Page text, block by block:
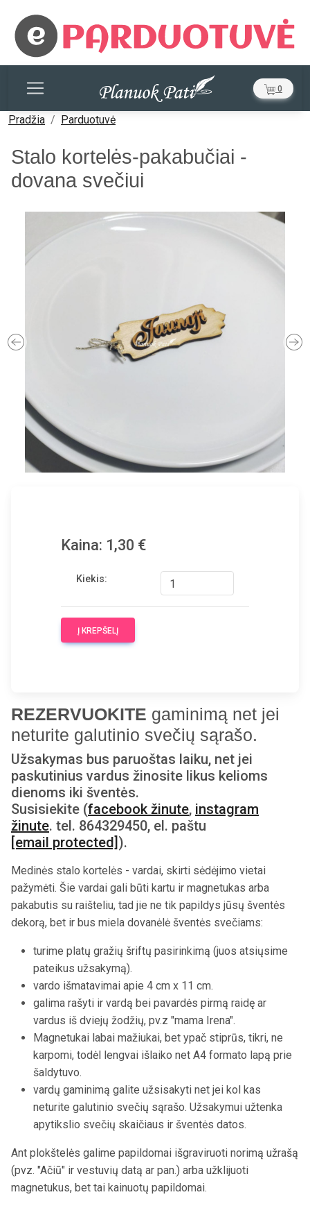
0
Pradžia Parduotuvė
Stalo kortelės-pakabučiai -
dovana svečiui
Previous
Kaina: 1,30 €
Kiekis:
Į KREPŠELĮ
REZERVUOKITE gaminimą net jei
neturite galutinio svečių sąrašo.
Užsakymas bus paruoštas laiku, net jei
paskutinius vardus žinosite likus kelioms
dienoms iki šventės.
Susisiekite (facebook žinute, instagram
žinute. tel. 864329450, el. paštu
[email protected] ).
Medinės stalo kortelės - vardai, skirti sėdėjimo vietai
pažymėti. Šie vardai gali būti kartu ir magnetukas arba
pakabutis su raišteliu, tad jie ne tik papildys jūsų šventės
dekorą, bet ir bus miela dovanėlė šventės svečiams:
turime platų gražių šriftų pasirinkimą (juos atsiųsime
pateikus užsakymą).
vardo išmatavimai apie 4 cm x 11 cm.
galima rašyti ir vardą bei pavardės pirmą raidę ar
vardus iš dviejų žodžių, pv.z "mama Irena".
Magnetukai labai mažiukai, bet ypač stiprūs, tikri, ne
karpomi, todėl lengvai išlaiko net A4 formato lapą prie
šaldytuvo.
vardų gaminimą galite užsisakyti net jei kol kas
neturite galutinio svečių sąrašo. Užsakymui užtenka
apytikslio svečių skaičiaus ir šventės datos.
Ant plokštelės galime papildomai išgraviruoti norimą užrašą
(pvz. "Ačiū" ir vestuvių datą ar pan.) arba užklijuoti
magnetukus, bet tai kainuotų papildomai.